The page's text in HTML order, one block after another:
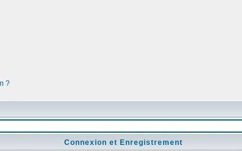
?
Connexion et Enregistrement